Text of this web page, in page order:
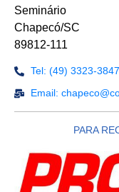
Seminário
Chapecó/SC
89812-111
Tel: (49) 3323-3847
Email:
PARA